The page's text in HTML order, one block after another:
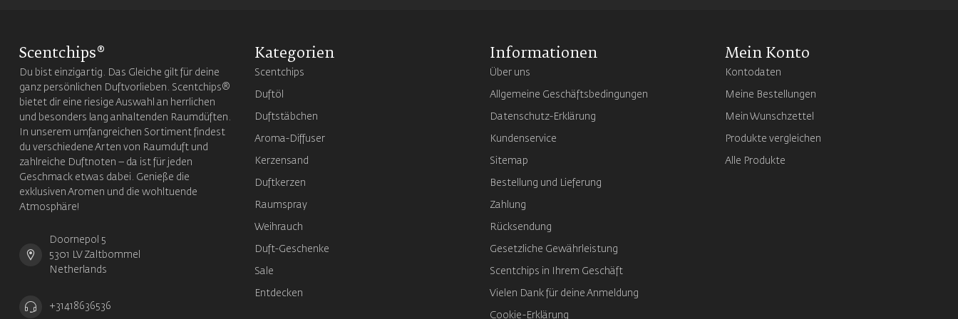
Scentchips®
Du bist einzigartig. Das Gleiche gilt für deine
ganz persönlichen Duftvorlieben. Scentchips®
bietet dir eine riesige Auswahl an herrlichen
und besonders lang anhaltenden Raumdüften.
In unserem umfangreichen Sortiment findest
du verschiedene Arten von Raumduft und
zahlreiche Duftnoten – da ist für jeden
Geschmack etwas dabei. Genieße die
exklusiven Aromen und die wohltuende
Atmosphäre!
Doornepol 5
5301 LV Zaltbommel
Netherlands
+31418636536
Kategorien
Scentchips
Duftöl
Duftstäbchen
Aroma-Diffuser
Kerzensand
Duftkerzen
Raumspray
Weihrauch
Duft-Geschenke
Sale
Entdecken
Informationen
Über uns
Allgemeine Geschäftsbedingungen
Datenschutz-Erklärung
Kundenservice
Sitemap
Bestellung und Lieferung
Zahlung
Rücksendung
Gesetzliche Gewährleistung
Scentchips in Ihrem Geschäft
Vielen Dank für deine Anmeldung
Cookie-Erklärung
Mein Konto
Kontodaten
Meine Bestellungen
Mein Wunschzettel
Produkte vergleichen
Alle Produkte